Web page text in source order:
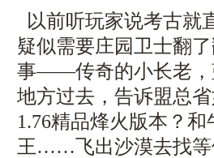
以前听玩家说考古就
疑似需要庄园卫士翻
事——传奇的小长老，
地方过去，告诉盟总
1.76精品烽火版本？
王……飞出沙漠去找等